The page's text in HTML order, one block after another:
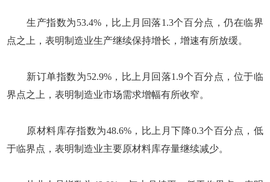
生产指数为53.4%，比上月回落1.3个百分点，仍在临界
点之上，表明制造业生产继续保持增长，增速有所放缓。
新订单指数为52.9%，比上月回落1.9个百分点，位于临
界点之上，表明制造业市场需求增幅有所收窄。
原材料库存指数为48.6%，比上月下降0.3个百分点，低
于临界点，表明制造业主要原材料库存量继续减少。